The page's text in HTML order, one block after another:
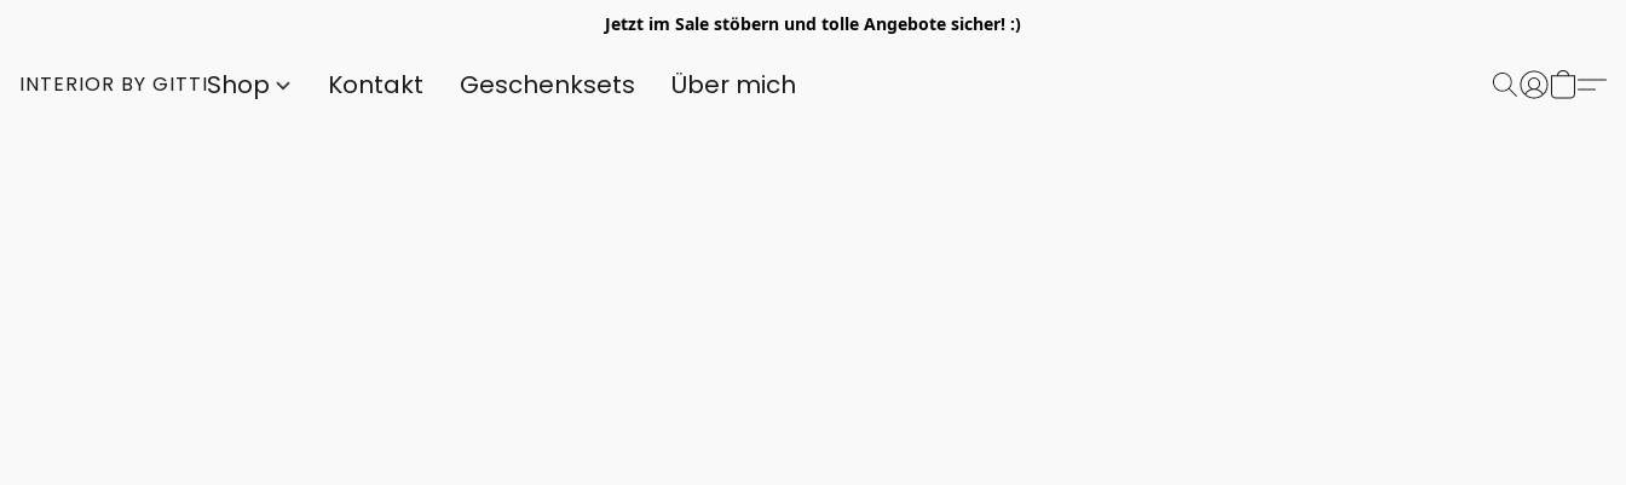
Jetzt im Sale stöbern und tolle Angebote sicher! :)
INTERIOR BY GITTIShop Kontakt Geschenksets Über mich